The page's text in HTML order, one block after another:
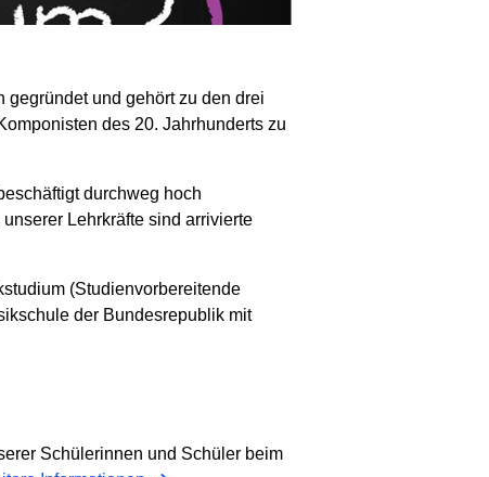
und gehört zu den drei
des 20. Jahrhunderts zu
durchweg hoch
Lehrkräfte sind arrivierte
(Studienvorbereitende
der Bundesrepublik mit
Schülerinnen und Schüler beim